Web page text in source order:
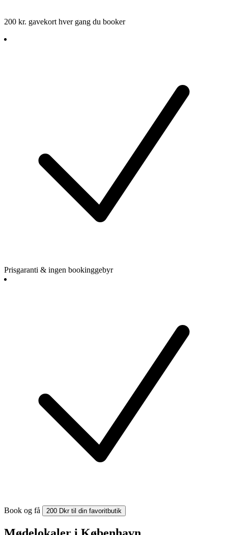
200 kr. gavekort hver gang du booker
Prisgaranti & ingen bookinggebyr
Book og få 200 Dkr til din favoritbutik